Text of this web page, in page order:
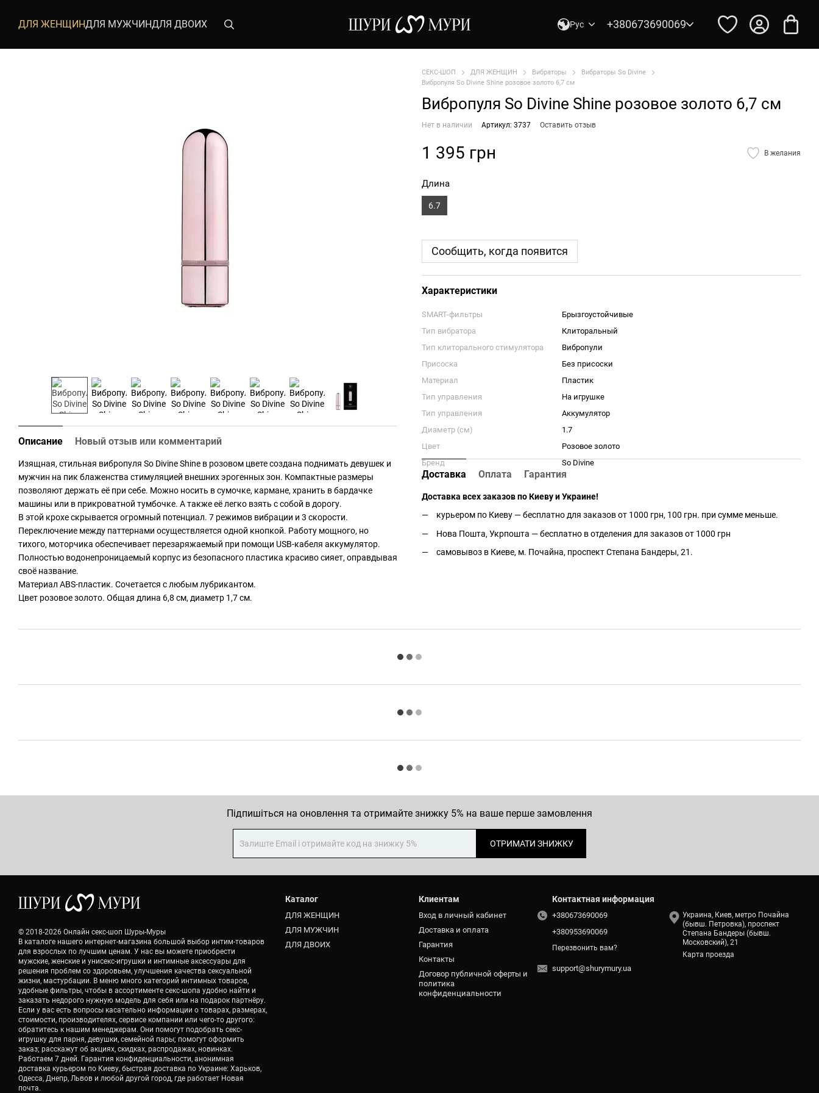
ДЛЯ ЖЕНЩИНДЛЯ МУЖЧИНДЛЯ ДВОИХ Рус +380673690069
Описание Новый отзыв или комментарий
Изящная, стильная вибропуля So Divine Shine в розовом цвете создана поднимать девушек и
мужчин на пик блаженства стимуляцией внешних эрогенных зон. Компактные размеры
позволяют держать её при себе. Можно носить в сумочке, кармане, хранить в бардачке
машины или в прикроватной тумбочке. А также её легко взять с собой в дорогу.
В этой крохе скрывается огромный потенциал. 7 режимов вибрации и 3 скорости.
Переключение между паттернами осуществляется одной кнопкой. Работу мощного, но
тихого, моторчика обеспечивает перезаряжаемый при помощи USB-кабеля аккумулятор.
Полностью водонепроницаемый корпус из безопасного пластика красиво сияет, оправдывая
своё название.
Материал ABS-пластик. Сочетается с любым лубрикантом.
Цвет розовое золото. Общая длина 6,8 см, диаметр 1,7 см.
СЕКС-ШОП ДЛЯ ЖЕНЩИН Вибраторы
Вибраторы So Divine
Вибропуля So Divine Shine розовое золото 6,7 см
Вибропуля So Divine Shine розовое золото 6,7 см
Нет в наличии Артикул: 3737 Оставить отзыв
1 395 грн В желания
Длина
6.7
Сообщить, когда появится
Характеристики
SMART-фильтры
Брызгоустойчивые
Тип вибратора
Клиторальный
Тип клиторального стимулятора
Вибропули
Присоска
Без присоски
Материал
Пластик
Тип управления
На игрушке
Тип управления
Аккумулятор
Диаметр (см)
1.7
Цвет
Розовое золото
Бренд
So Divine
Доставка Оплата Гарантия
Доставка всех заказов по Киеву и Украине!
курьером по Киеву — бесплатно для заказов от 1000 грн, 100 грн. при сумме меньше.
Нова Пошта, Укрпошта — бесплатно в отделения для заказов от 1000 грн
самовывоз в Киеве, м. Почайна, проспект Степана Бандеры, 21.
Підпишіться на оновлення та отримайте знижку 5% на ваше перше замовлення
ОТРИМАТИ ЗНИЖКУ
© 2018-2026 Онлайн секс-шоп Шуры-Муры
В каталоге нашего интернет-магазина большой выбор интим-товаров
для взрослых по лучшим ценам. У нас вы можете приобрести
мужские, женские и унисекс-игрушки и интимные аксессуары для
решения проблем со здоровьем, улучшения качества сексуальной
жизни, мастурбации. В меню много категорий интимных товаров,
удобные фильтры, чтобы в ассортименте секс-шопа удобно найти и
заказать недорого нужную модель для себя или на подарок партнёру.
Если у вас есть вопросы касательно информации о товарах, размерах,
стоимости, производителях, сервисе компании или чего-то другого:
обратитесь к нашим менеджерам. Они помогут подобрать секс-
игрушку для парня, девушки, семейной пары; помогут оформить
заказ; расскажут об акциях, скидках, распродажах, новинках.
Работаем 7 дней. Гарантия конфиденциальности, анонимная
доставка курьером по Киеву, быстрая доставка по Украине: Харьков,
Одесса, Днепр, Львов и любой другой город, где работает Новая
почта.
Каталог
ДЛЯ ЖЕНЩИН
ДЛЯ МУЖЧИН
ДЛЯ ДВОИХ
Клиентам
Вход в личный кабинет
Доставка и оплата
Гарантия
Контакты
Договор публичной оферты и
политика
конфиденциальности
Контактная информация
+380673690069
+380953690069
Перезвонить вам?
support@shurymury.ua
Украина, Киев, метро Почайна
(бывш. Петровка), проспект
Степана Бандеры (бывш.
Московский), 21
Карта проезда